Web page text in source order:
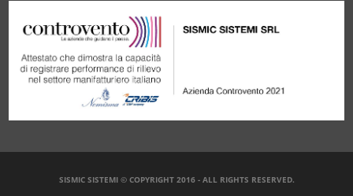
SISMIC SISTEMI © COPYRIGHT 2016 - ALL RIGHTS RESERVED.